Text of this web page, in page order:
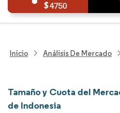
4750
Inicio Análisis De Mercado
Tamaño y Cuota del
de Indonesia